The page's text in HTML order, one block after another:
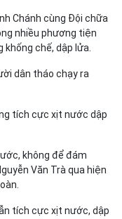
Chánh cùng Đội chữa
nhiều phương tiện
chế, dập lửa.
tích cực xịt nước dập
không để đám
Văn Trà qua hiện
tích cực xịt nước, dập